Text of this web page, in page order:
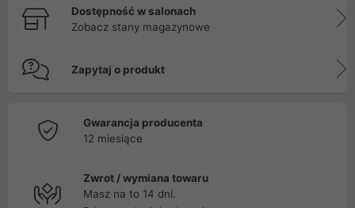
Dostępność w salonach
Zobacz stany magazynowe
Zapytaj o produkt
Gwarancja producenta
12 miesiące
Zwrot / wymiana towaru
Masz na to 14 dni.